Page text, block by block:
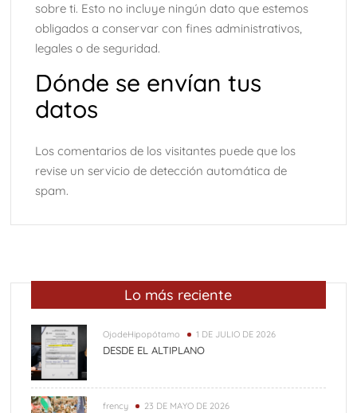
sobre ti. Esto no incluye ningún dato que estemos
obligados a conservar con fines administrativos,
legales o de seguridad.
Dónde se envían tus
datos
Los comentarios de los visitantes puede que los
revise un servicio de detección automática de
spam.
Lo más reciente
OjodeHipopótamo 1 DE JULIO DE 2026
DESDE EL ALTIPLANO
frency 23 DE MAYO DE 2026